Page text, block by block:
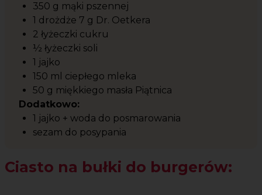
350 g mąki pszennej
1 drożdże 7 g Dr. Oetkera
2 łyżeczki cukru
½ łyżeczki soli
1 jajko
150 ml ciepłego mleka
50 g miękkiego masła Piątnica
Dodatkowo:
1 jajko + woda do posmarowania
sezam do posypania
Ciasto na bułki do burgerów: